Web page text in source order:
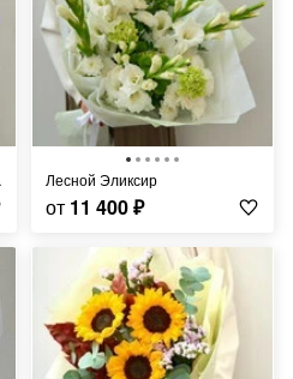
Лесной Эликсир
от 11 400₽